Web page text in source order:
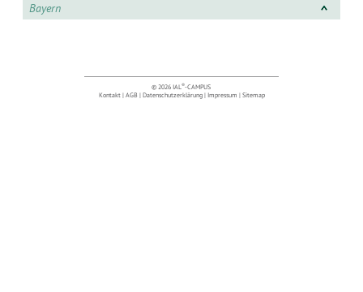
Bayern
© 2026 IAL ®-CAMPUS
Kontakt|AGB|Datenschutzerklärung|Impressum |Sitemap